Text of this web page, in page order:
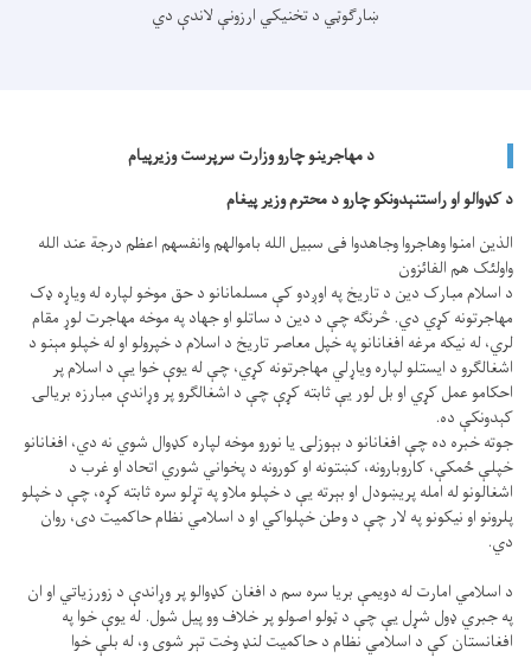
ښارګوټي د تخنیکي ارزونې لاندې دي
د مهاجرینو چارو وزارت سرپرست وزیرپیام
د کډوالو او راستنېدونکو چارو د محترم وزیر پیغام
الذین امنوا وهاجروا وجاهدوا فی سبیل الله باموالهم وانفسهم اعظم درجة عند الله
واولئک هم الفائزون
د اسلام مبارک دین د تاریخ په اوږدو کې مسلمانانو د حق موخو لپاره له ویاړه ډک
مهاجرتونه کړي دي. څرنګه چې د دین د ساتلو او جهاد په موخه مهاجرت لوړ مقام
لري، له نیکه مرغه افغانانو په خپل معاصر تاریخ د اسلام د خپرولو او له خپلو مېنو د
اشغالګرو د ایستلو لپاره ویاړلي مهاجرتونه کړي، چې له یوې خوا یې د اسلام پر
احکامو عمل کړي او بل لور یې ثابته کړې چې د اشغالګرو پر وړاندې مبارزه بريالۍ
کېدونکې ده.
جوته خبره ده چې افغانانو د بېوزلۍ یا نورو موخه لپاره کډوال شوي نه دي، افغانانو
خپلې ځمکې، کاروبارونه، کښتونه او کورونه د پخواني شوري اتحاد او غرب د
اشغالونو له امله پريښودل او بېرته یې د خپلو ملاو په تړلو سره ثابته کړه، چې د خپلو
پلرونو او نیکونو په لار چې د وطن خپلواکي او د اسلامي نظام حاکمیت دی، روان
دي.
د اسلامي امارت له دویمې بریا سره سم د افغان کډوالو پر وړاندې د زورزیاتي او ان
په جبري ډول شړل یې چې د ټولو اصولو پر خلاف وو پیل شول. له یوې خوا په
افغانستان کې د اسلامي نظام د حاکمیت لنډ وخت تېر شوی و، له بلې خوا